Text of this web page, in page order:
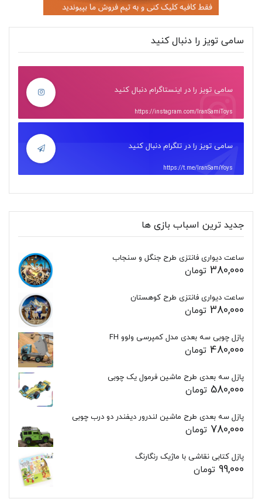
سامی تویز را دنبال کنید
سامی تویز را در اینستاگرام دنبال کنید
https://instagram.com/IranSamiToys
سامی تویز را در تلگرام دنبال کنید
https://t.me/IranSamiYoys
جدید ترین اسباب بازی ها
ساعت دیواری فانتزی طرح جنگل و سنجاب
380,000 تومان
ساعت دیواری فانتزی طرح کوهستان
380,000 تومان
پازل چوبی سه بعدی مدل کمپرسی ولوو FH
480,000 تومان
پازل سه بعدی طرح ماشین فرمول یک چوبی
580,000 تومان
پازل سه بعدی طرح ماشین لندرور دیفندر دو درب چوبی
780,000 تومان
پازل کتابی نقاشی با ماژیک رنگارنگ
99,000 تومان